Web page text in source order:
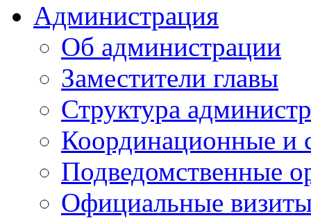
Администрация
Об администрации
Заместители главы
Структура
Координационные и
Подведомственные
Официальные